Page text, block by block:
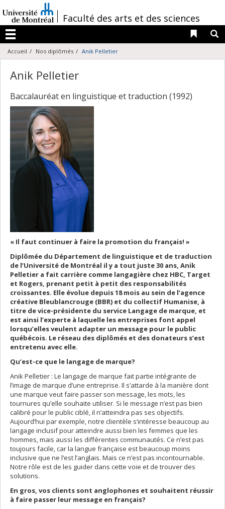
au
contenu
/Faculté des arts et des sciences
Menu
Liens
Accueil Nos diplômés Anik Pelletier
Anik Pelletier
Baccalauréat en linguistique et traduction (1992)
« Il faut continuer à faire la promotion du français! »
Diplômée du Département de linguistique et de traduction
de l’Université de Montréal il y a tout juste 30 ans, Anik
Pelletier a fait carrière comme langagière chez HBC, Target
et Rogers, prenant petit à petit des responsabilités
croissantes. Elle évolue depuis 18 mois au sein de l’agence
créative Bleublancrouge (BBR) et du collectif Humanise, à
titre de vice-présidente du service Langage de marque, et
est ainsi l’experte à laquelle les entreprises font appel
lorsqu’elles veulent adapter un message pour le public
québécois. Le réseau des diplômés et des donateurs s’est
entretenu avec elle.
Qu’est-ce que le langage de marque?
Anik Pelletier : Le langage de marque fait partie intégrante de
l’image de marque d’une entreprise. Il s’attarde à la manière dont
une marque veut faire passer son message, les mots, les
tournures qu’elle souhaite utiliser. Si le message n’est pas bien
calibré pour le public ciblé, il n’atteindra pas ses objectifs.
Aujourd’hui par exemple, notre clientèle s’intéresse beaucoup au
langage inclusif pour atteindre aussi bien les femmes que les
hommes, mais aussi les différentes communautés. Ce n’est pas
toujours facile, car la langue française est beaucoup moins
inclusive que ne l’est l’anglais. Mais ce n’est pas incontournable.
Notre rôle est de les guider dans cette voie et de trouver des
solutions.
En gros, vos clients sont anglophones et souhaitent réussir
à faire passer leur message en français?